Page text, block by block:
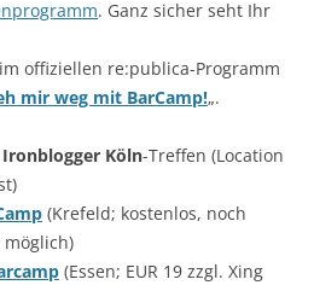
. Ganz sicher seht Ihr
im offiziellen re:publica-Programm
mir weg mit BarCamp!„.
Ironblogger Köln-Treffen (Location
(Krefeld; kostenlos, noch
(Essen; EUR 19 zzgl. Xing